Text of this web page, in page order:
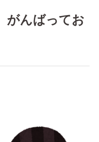
がんばってお